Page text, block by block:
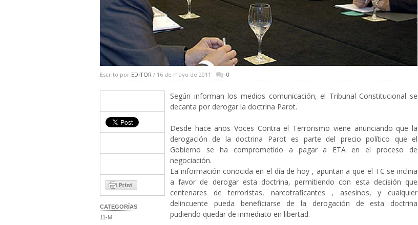
Escrito por EDITOR / 16 de mayo de 2011 0
CATEGORÍAS
11-M
Según informan los medios comunicación, el Tribunal Constitucional se
decanta por derogar la doctrina Parot.
Desde hace años Voces Contra el Terrorismo viene anunciando que la
derogación de la doctrina Parot es parte del precio político que el
Gobierno se ha comprometido a pagar a ETA en el proceso de
negociación.
La información conocida en el día de hoy , apuntan a que el TC se inclina
a favor de derogar esta doctrina, permitiendo con esta decisión que
centenares de terroristas, narcotraficantes , asesinos, y cualquier
delincuente pueda beneficiarse de la derogación de esta doctrina
pudiendo quedar de inmediato en libertad.